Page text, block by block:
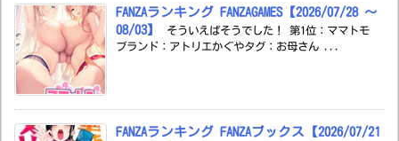
FANZAランキング FANZAGAMES【2026/07/28 ～
08/03】
そういえばそうでした！ 第1位：ママトモ
ブランド：アトリエかぐやタグ：お母さん ...
FANZAランキング FANZAブックス【2026/07/21